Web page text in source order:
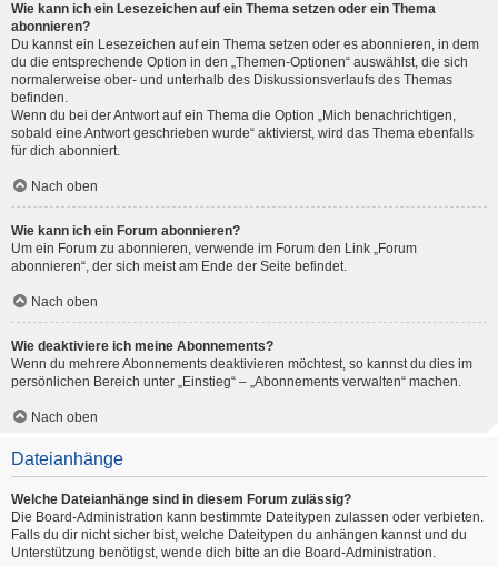
Wie kann ich ein Lesezeichen auf ein Thema setzen oder ein Thema
abonnieren?
Du kannst ein Lesezeichen auf ein Thema setzen oder es abonnieren, in dem
du die entsprechende Option in den „Themen-Optionen“ auswählst, die sich
normalerweise ober- und unterhalb des Diskussionsverlaufs des Themas
befinden.
Wenn du bei der Antwort auf ein Thema die Option „Mich benachrichtigen,
sobald eine Antwort geschrieben wurde“ aktivierst, wird das Thema ebenfalls
für dich abonniert.
Nach oben
Wie kann ich ein Forum abonnieren?
Um ein Forum zu abonnieren, verwende im Forum den Link „Forum
abonnieren“, der sich meist am Ende der Seite befindet.
Nach oben
Wie deaktiviere ich meine Abonnements?
Wenn du mehrere Abonnements deaktivieren möchtest, so kannst du dies im
persönlichen Bereich unter „Einstieg“ – „Abonnements verwalten“ machen.
Nach oben
Dateianhänge
Welche Dateianhänge sind in diesem Forum zulässig?
Die Board-Administration kann bestimmte Dateitypen zulassen oder verbieten.
Falls du dir nicht sicher bist, welche Dateitypen du anhängen kannst und du
Unterstützung benötigst, wende dich bitte an die Board-Administration.